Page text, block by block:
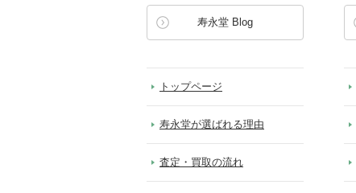
寿永堂 Blog
トップページ
寿永堂が選ばれる理由
査定・買取の流れ